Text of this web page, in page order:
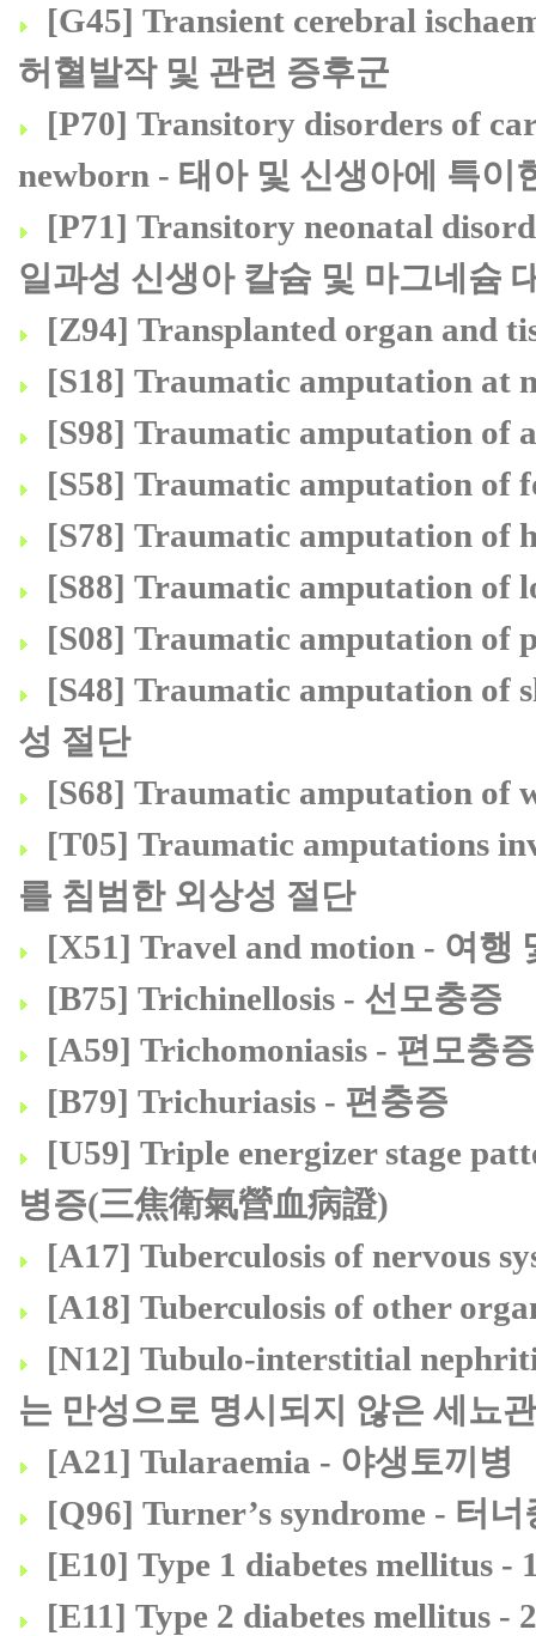
[G45] Transient cerebral
허혈발작 및 관련 증후군
[P70] Transitory disorders of
newborn - 태아 및 신생아에 특이
[P71] Transitory neonatal
일과성 신생아 칼슘 및 마그네슘
[Z94] Transplanted organ and
[S18] Traumatic amputation at
[S98] Traumatic amputation of
[S58] Traumatic amputation of
[S78] Traumatic amputation of
[S88] Traumatic amputation of
[S08] Traumatic amputation of
[S48] Traumatic amputation of
성 절단
[S68] Traumatic amputation of
[T05] Traumatic amputations
를 침범한 외상성 절단
[X51] Travel and motion - 여행
[B75] Trichinellosis - 선모충증
[A59] Trichomoniasis - 편모충증
[B79] Trichuriasis - 편충증
[U59] Triple energizer stage
병증(三焦衛氣營血病證)
[A17] Tuberculosis of nervous
[A18] Tuberculosis of other
[N12] Tubulo-interstitial
는 만성으로 명시되지 않은 세뇨
[A21] Tularaemia - 야생토끼병
[Q96] Turner’s syndrome - 터
[E10] Type 1 diabetes mellitus -
[E11] Type 2 diabetes mellitus -